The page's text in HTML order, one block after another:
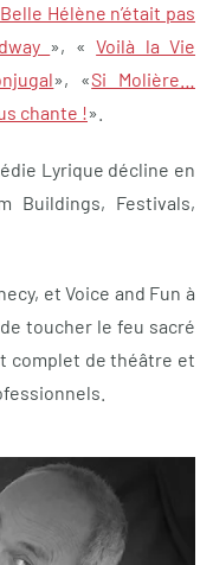
Hélène n’était pas
», «Voilà la Vie
», «Si Molière…
chante !».
Lyrique décline en
Buildings, Festivals,
et Voice and Fun à
toucher le feu sacré
complet de théâtre et